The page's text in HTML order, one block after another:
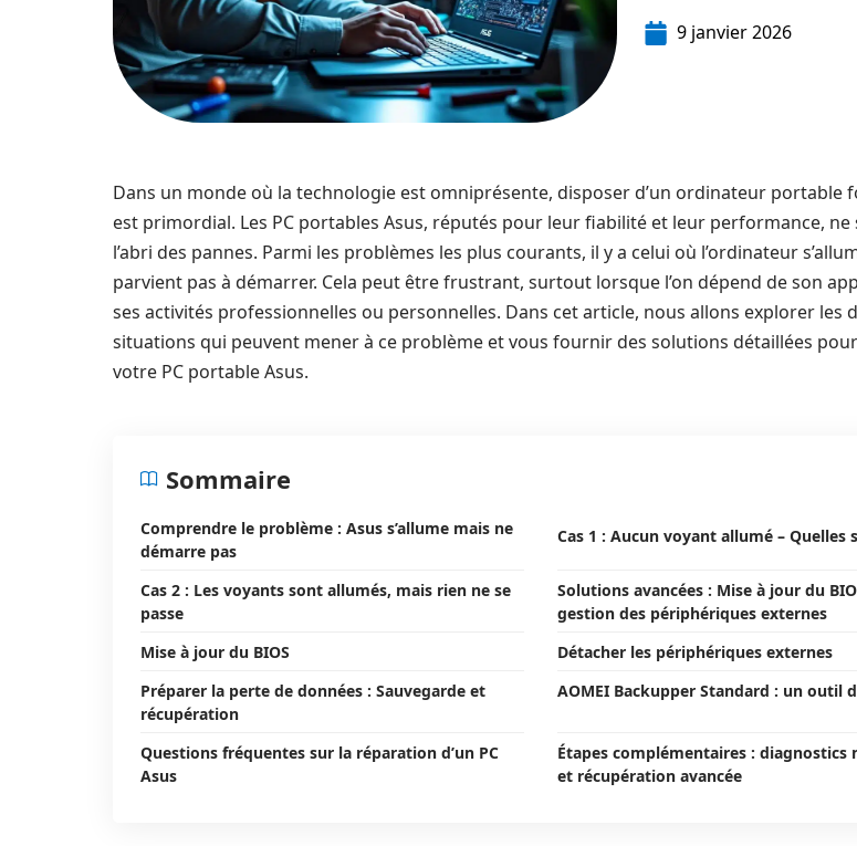
9 janvier 2026
Dans un monde où la technologie est omniprésente, disposer d’un ordinateur portable
est primordial. Les PC portables Asus, réputés pour leur fiabilité et leur performance, ne
l’abri des pannes. Parmi les problèmes les plus courants, il y a celui où l’ordinateur
parvient pas à démarrer. Cela peut être frustrant, surtout lorsque l’on dépend de son
ses activités professionnelles ou personnelles. Dans cet article, nous allons explorer les
situations qui peuvent mener à ce problème et vous fournir des solutions détaillées
votre PC portable Asus.
Sommaire
Comprendre le problème : Asus s’allume mais ne
démarre pas
Cas 1 : Aucun voyant allumé – Quelles
Cas 2 : Les voyants sont allumés, mais rien ne se
passe
Solutions avancées : Mise à jour du
gestion des périphériques externes
Mise à jour du BIOS
Détacher les périphériques externes
Préparer la perte de données : Sauvegarde et
récupération
AOMEI Backupper Standard : un outil
Questions fréquentes sur la réparation d’un PC
Asus
Étapes complémentaires : diagnostics
et récupération avancée